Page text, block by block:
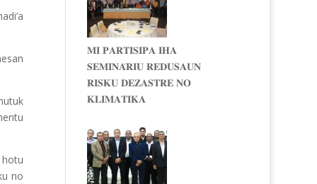
hotu
no
𝐌𝐈 𝐏𝐀𝐑𝐓𝐈𝐒𝐈𝐏𝐀 𝐈𝐇𝐀
𝐒𝐄𝐌𝐈𝐍𝐀́𝐑𝐈𝐔 𝐑𝐄𝐃𝐔𝐒𝐀𝐔𝐍
𝐑𝐈𝐒𝐊𝐔 𝐃𝐄𝐙𝐀𝐒𝐓𝐑𝐄 𝐍𝐎
𝐊𝐋𝐈𝐌𝐀𝐓𝐈𝐊𝐀